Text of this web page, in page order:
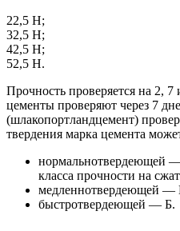
22,5 Н;
32,5 Н;
42,5 Н;
52,5 Н.
Прочность проверяется на 2,
цементы проверяют через 7
(шлакопортландцемент)
твердения марка цемента
нормальнотвердеющей —
класса прочности на
медленнотвердеющей —
быстротвердеющей — Б.